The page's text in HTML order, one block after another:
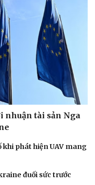
nhuận tài sản Nga
phát hiện UAV mang
đuối sức trước